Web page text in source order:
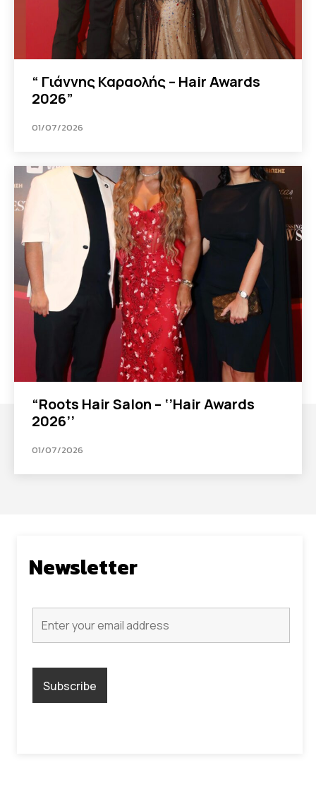
“ Γιάννης Καραολής – Hair Awards
2026”
01/07/2026
“Roots Hair Salon – ‘’Hair Awards
2026’’
01/07/2026
Newsletter